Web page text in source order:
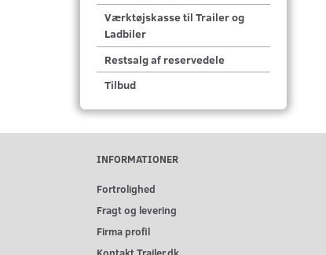
Værktøjskasse til Trailer og
Ladbiler
Restsalg af reservedele
Tilbud
INFORMATIONER
Fortrolighed
Fragt og levering
Firma profil